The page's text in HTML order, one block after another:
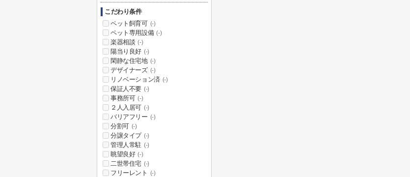
こだわり条件
ペット飼育可 (-)
ペット専用設備 (-)
楽器相談 (-)
陽当り良好 (-)
閑静な住宅地 (-)
デザイナーズ (-)
リノベーション済 (-)
保証人不要 (-)
事務所可 (-)
２人入居可 (-)
バリアフリー (-)
分割可 (-)
分譲タイプ (-)
管理人常駐 (-)
眺望良好 (-)
二世帯住宅 (-)
フリーレント (-)